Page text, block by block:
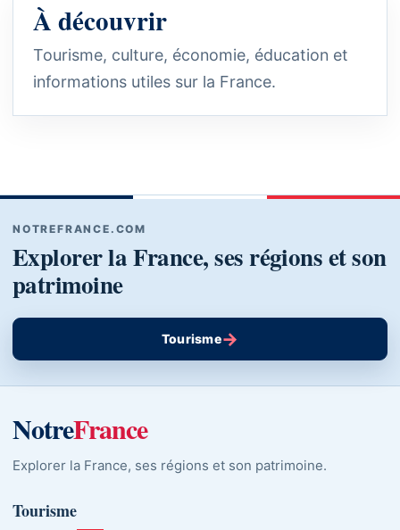
À découvrir
Tourisme, culture, économie, éducation et
informations utiles sur la France.
NOTREFRANCE.COM
Explorer la France, ses régions et son
patrimoine
Tourisme→
NotreFrance
Explorer la France, ses régions et son patrimoine.
Tourisme